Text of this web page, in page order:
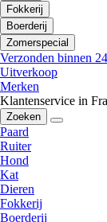
Fokkerij
Boerderij
Zomerspecial
Verzonden binnen
Uitverkoop
Merken
Klantenservice in
Zoeken
Paard
Ruiter
Hond
Kat
Dieren
Fokkerij
Boerderij